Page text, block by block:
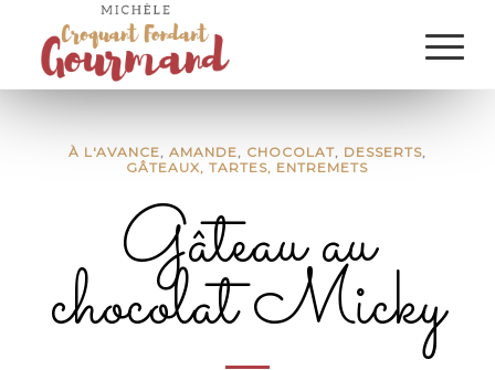
À L'AVANCE, AMANDE, CHOCOLAT, DESSERTS,
GÂTEAUX, TARTES, ENTREMETS
Gâteau au
chocolat Micky